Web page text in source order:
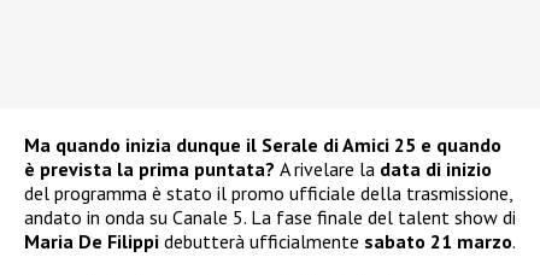
Ma quando inizia dunque il Serale di Amici 25 e quando
è prevista la prima puntata? A rivelare la data di inizio
del programma è stato il promo ufficiale della trasmissione,
andato in onda su Canale 5. La fase finale del talent show di
Maria De Filippi debutterà ufficialmente sabato 21 marzo.